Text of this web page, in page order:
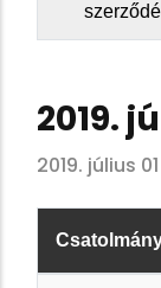
2019.
2019. július 01